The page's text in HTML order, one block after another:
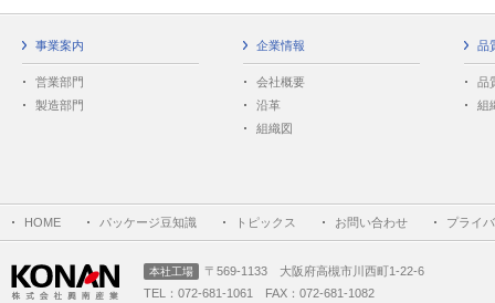
事業案内
営業部門
製造部門
企業情報
会社概要
沿革
組織図
品
品
組
HOME パッケージ豆知識 トピックス お問い合わせ プライ
本社工場
〒569-1133 大阪府高槻市川西町1-22-6
TEL：072-681-1061 FAX：072-681-1082